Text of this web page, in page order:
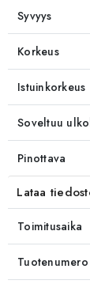
Syvyys
Korkeus
Istuinkorkeus
Soveltuu
Pinottava
Lataa
Toimitusaika
Tuotenumero